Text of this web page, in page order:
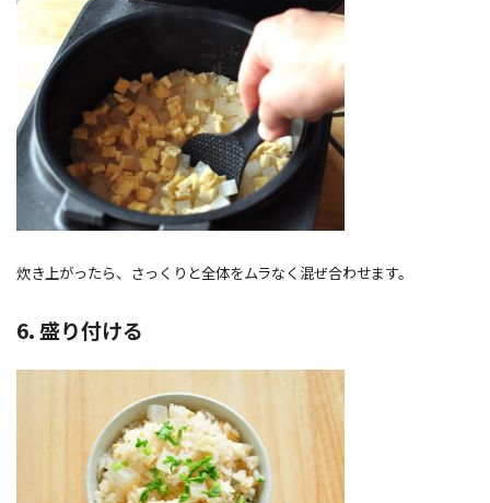
炊き上がったら、さっくりと全体をムラなく混ぜ合わせます。
6. 盛り付ける